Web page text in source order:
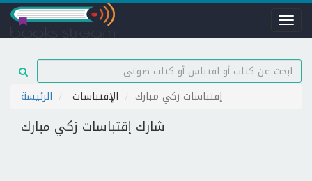
Toggle
الرئيسة الإقتباسات إقتباسات زكي مبارك
شارك إقتباسات زكي مبارك